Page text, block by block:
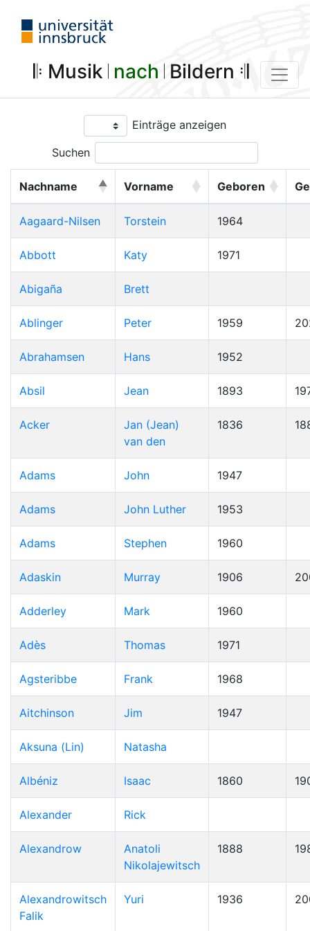
𝄆 Musik 𝄀 nach 𝄀 Bildern 𝄇
Einträge anzeigen
Suchen
Nachname Vorname Geboren
Aagaard-Nilsen Torstein 1964
Abbott Katy 1971
Abigaña Brett
Ablinger Peter 1959
Abrahamsen Hans 1952
Absil Jean 1893
Acker
Jan (Jean)
van den
1836
Adams John 1947
Adams John Luther 1953
Adams Stephen 1960
Adaskin Murray 1906
Adderley Mark 1960
Adès Thomas 1971
Agsteribbe Frank 1968
Aitchinson Jim 1947
Aksuna (Lin) Natasha
Albéniz Isaac 1860
Alexander Rick
Alexandrow
Anatoli
Nikolajewitsch
1888
Alexandrowitsch
Falik
Yuri 1936